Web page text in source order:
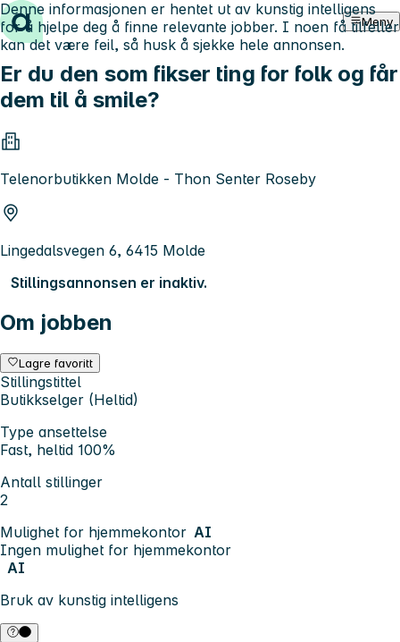
Hopp til innhold Meny
Er du den som fikser ting for folk og får
dem til å smile?
Telenorbutikken Molde - Thon Senter Roseby
Lingedalsvegen 6, 6415 Molde
Stillingsannonsen er inaktiv.
Om jobben
Lagre favoritt
Stillingstittel
Butikkselger (Heltid)
Type ansettelse
Fast, heltid 100%
Antall stillinger
2
Mulighet for hjemmekontor AI
Ingen mulighet for hjemmekontor
AI
Bruk av kunstig intelligens
Denne informasjonen er hentet ut av kunstig intelligens
for å hjelpe deg å finne relevante jobber. I noen få tilfeller
kan det være feil, så husk å sjekke hele annonsen.